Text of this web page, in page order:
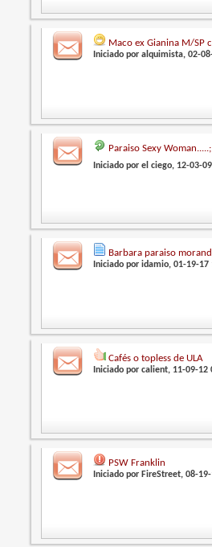
Maco ex Gianina M/SP
Iniciado poralquimista, 02-
Paraiso Sexy
Iniciado porel ciego, 12-03-
Barbara paraiso
Iniciado poridamio, 01-19-17
Cafés o topless de ULA
Iniciado porcalient, 11-09-12
PSW Franklin
Iniciado por FireStreet, 08-